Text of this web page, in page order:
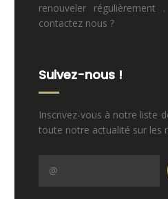
renouveler régulièrement
contactez nous ?
Suivez-nous !
Inscrivez-vous à notre liste
toute notre actualité sur les